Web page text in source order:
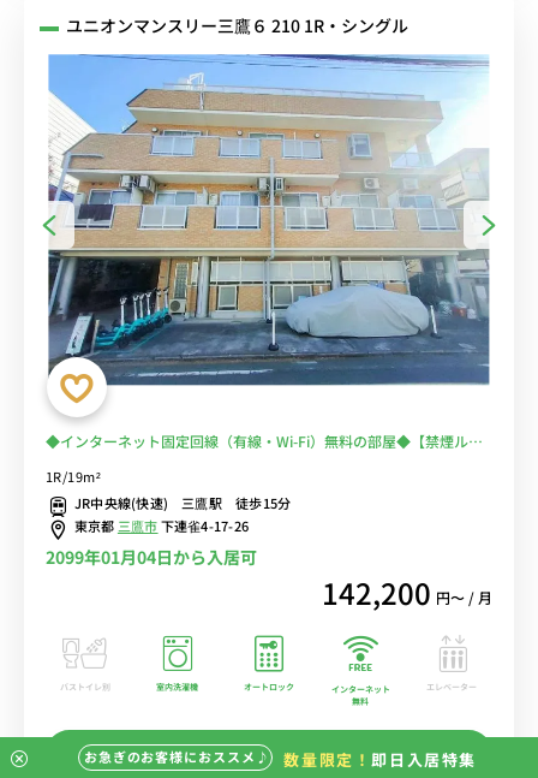
ユニオンマンスリー三鷹６ 210 1R・シングル
◆インターネット固定回線（有線・Wi-Fi）無料の部屋◆【禁煙ルー
ンターフォン・室内洗濯機完備/杏林大学井の頭キャンパスへ徒歩通
学
1R/19m²
JR中央線(快速) 三鷹駅 徒歩15分
東京都 三鷹市下連雀4-17-26
2099年01月04日から入居可
142,200 円〜 / 月
バストイレ別 室内洗濯機 オートロック
インターネット
無料
エレベーター
この物件の詳細を見る
お急ぎのお客様におススメ♪ 数量限定！ 即日入居特集